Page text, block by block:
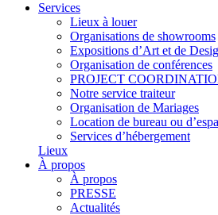
Services
Lieux à louer
Organisations de showrooms
Expositions d’Art et de
Organisation de conférences
PROJECT
Notre service traiteur
Organisation de Mariages
Location de bureau ou
Services d’hébergement
Lieux
À propos
À propos
PRESSE
Actualités